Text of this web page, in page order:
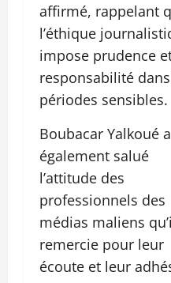
affirmé, rappelant
l’éthique
impose prudence
responsabilité
périodes sensibles.
Boubacar Yalkoué a
également salué
l’attitude des
professionnels des
médias maliens
remercie pour leur
écoute et leur